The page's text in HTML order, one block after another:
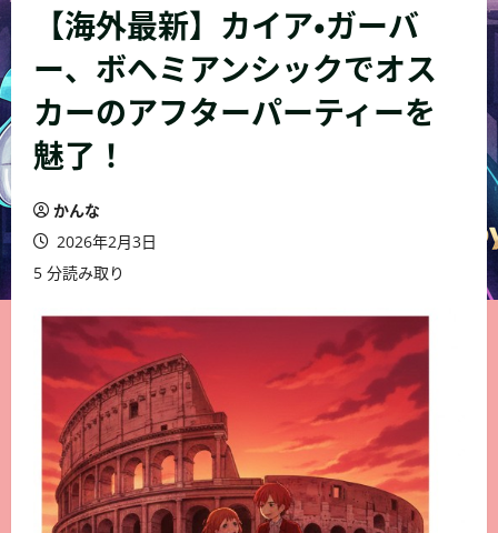
【海外最新】カイア・ガーバ
ー、ボヘミアンシックでオス
カーのアフターパーティーを
魅了！
かんな
2026年2月3日
5 分読み取り